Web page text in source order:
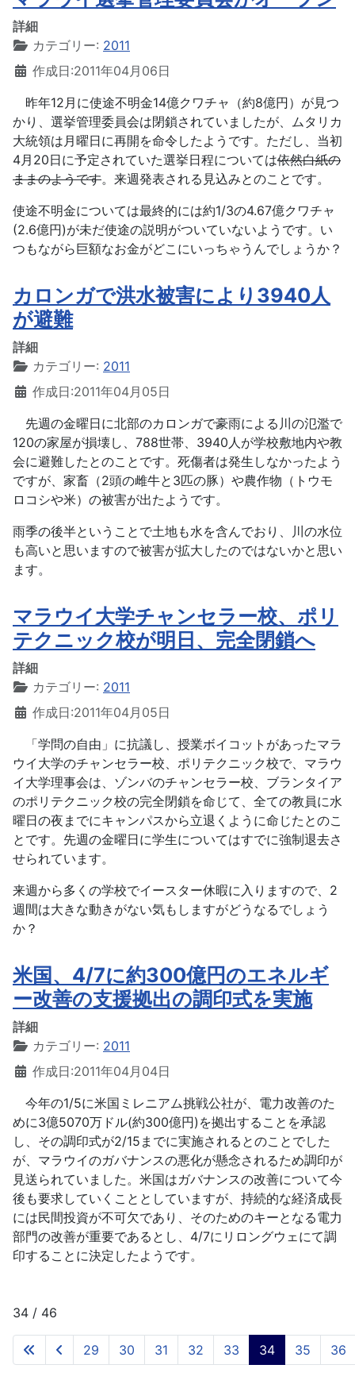
詳細
カテゴリー: 2011
作成日:2011年04月06日
昨年12月に使途不明金14億クワチャ（約8億円）が見つ
かり、選挙管理委員会は閉鎖されていましたが、ムタリカ
大統領は月曜日に再開を命令したようです。ただし、当初
4月20日に予定されていた選挙日程については依然白紙の
ままのようです。来週発表される見込みとのことです。
使途不明金については最終的には約1/3の4.67億クワチャ
(2.6億円)が未だ使途の説明がついていないようです。い
つもながら巨額なお金がどこにいっちゃうんでしょうか？
カロンガで洪水被害により3940人
が避難
詳細
カテゴリー: 2011
作成日:2011年04月05日
先週の金曜日に北部のカロンガで豪雨による川の氾濫で
120の家屋が損壊し、788世帯、3940人が学校敷地内や教
会に避難したとのことです。死傷者は発生しなかったよう
ですが、家畜（2頭の雌牛と3匹の豚）や農作物（トウモ
ロコシや米）の被害が出たようです。
雨季の後半ということで土地も水を含んでおり、川の水位
も高いと思いますので被害が拡大したのではないかと思い
ます。
マラウイ大学チャンセラー校、ポリ
テクニック校が明日、完全閉鎖へ
詳細
カテゴリー: 2011
作成日:2011年04月05日
「学問の自由」に抗議し、授業ボイコットがあったマラ
ウイ大学のチャンセラー校、ポリテクニック校で、マラウ
イ大学理事会は、ゾンバのチャンセラー校、ブランタイア
のポリテクニック校の完全閉鎖を命じて、全ての教員に水
曜日の夜までにキャンパスから立退くように命じたとのこ
とです。先週の金曜日に学生についてはすでに強制退去さ
せられています。
来週から多くの学校でイースター休暇に入りますので、2
週間は大きな動きがない気もしますがどうなるでしょう
か？
米国、4/7に約300億円のエネルギ
ー改善の支援拠出の調印式を実施
詳細
カテゴリー: 2011
作成日:2011年04月04日
今年の1/5に米国ミレニアム挑戦公社が、電力改善のた
めに3億5070万ドル(約300億円)を拠出することを承認
し、その調印式が2/15までに実施されるとのことでした
が、マラウイのガバナンスの悪化が懸念されるため調印が
見送られていました。米国はガバナンスの改善について今
後も要求していくこととしていますが、持続的な経済成長
には民間投資が不可欠であり、そのためのキーとなる電力
部門の改善が重要であるとし、4/7にリロングウェにて調
印することに決定したようです。
34 / 46
29 30 31 32 33 34 35 36